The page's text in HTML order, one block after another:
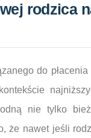
rodzica
do
nie tylko
że nawet jeśli